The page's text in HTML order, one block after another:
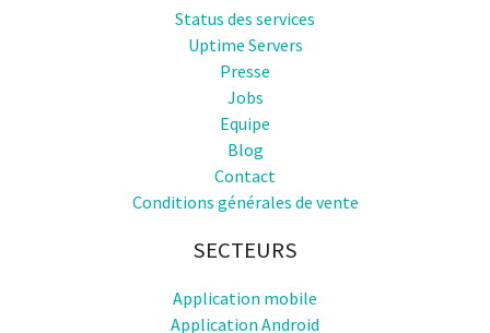
Status des services
Uptime Servers
Presse
Jobs
Equipe
Blog
Contact
Conditions générales de vente
SECTEURS
Application mobile
Application Android